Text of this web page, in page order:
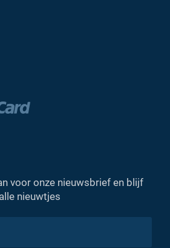
voor onze nieuwsbrief en blijf
nieuwtjes